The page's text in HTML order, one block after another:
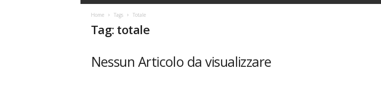
t
Home Tags Totale
Tag: totale
Nessun Articolo da visualizzare